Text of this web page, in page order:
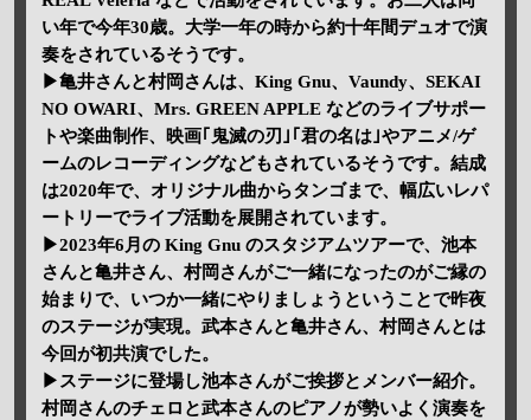
い年で今年30歳。大学一年の時から約十年間デュオで演
奏をされているそうです。
▶亀井さんと村岡さんは、King Gnu、Vaundy、SEKAI
NO OWARI、Mrs. GREEN APPLE などのライブサポー
トや楽曲制作、映画｢鬼滅の刃｣｢君の名は｣やアニメ/ゲ
ームのレコーディングなどもされているそうです。結成
は2020年で、オリジナル曲からタンゴまで、幅広いレパ
ートリーでライブ活動を展開されています。
▶2023年6月の King Gnu のスタジアムツアーで、池本
さんと亀井さん、村岡さんがご一緒になったのがご縁の
始まりで、いつか一緒にやりましょうということで昨夜
のステージが実現。武本さんと亀井さん、村岡さんとは
今回が初共演でした。
▶ステージに登場し池本さんがご挨拶とメンバー紹介。
村岡さんのチェロと武本さんのピアノが勢いよく演奏を